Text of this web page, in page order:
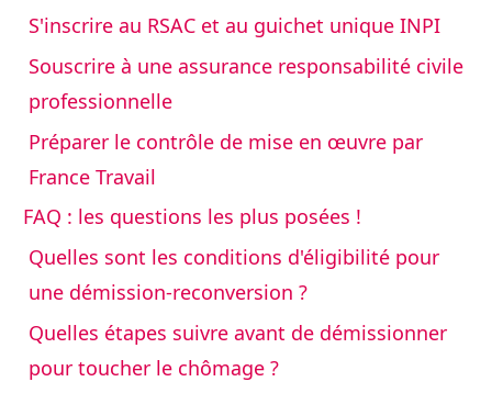
S'inscrire au RSAC et au guichet unique INPI
Souscrire à une assurance responsabilité civile
professionnelle
Préparer le contrôle de mise en œuvre par
France Travail
FAQ : les questions les plus posées !
Quelles sont les conditions d'éligibilité pour
une démission-reconversion ?
Quelles étapes suivre avant de démissionner
pour toucher le chômage ?